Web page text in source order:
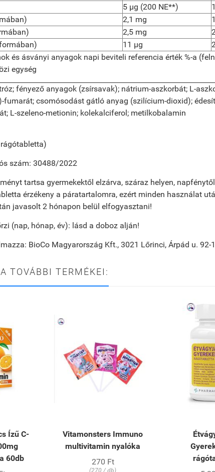
5 µg (200 NE**)
2,1 mg
2,5 mg
11 µg
és ásványi anyagok napi beviteli referencia érték %-a
egység
fényező anyagok (zsírsavak); nátrium-aszkorbát; L-
fumarát; csomósodást gátló anyag (szilícium-dioxid);
L-szeleno-metionin; kolekalciferol; metilkobalamin
szám: 30488/2022
tartsa gyermekektől elzárva, száraz helyen,
érzékeny a páratartalomra, ezért minden használat
javasolt 2 hónapon belül elfogyasztani!
(nap, hónap, év): lásd a doboz alján!
BioCo Magyarország Kft., 3021 Lőrinci, Árpád u. 92-
TOVÁBBI TERMÉKEI:
Ízű C-
60db
Vitamonsters Immuno
multivitamin nyalóka
270 Ft
(270 / db)